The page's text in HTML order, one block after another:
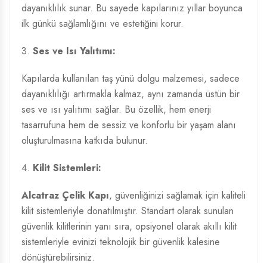
dayanıklılık sunar. Bu sayede kapılarınız yıllar boyunca
ilk günkü sağlamlığını ve estetiğini korur.
3. Ses ve Isı Yalıtımı:
Kapılarda kullanılan taş yünü dolgu malzemesi, sadece
dayanıklılığı artırmakla kalmaz, aynı zamanda üstün bir
ses ve ısı yalıtımı sağlar. Bu özellik, hem enerji
tasarrufuna hem de sessiz ve konforlu bir yaşam alanı
oluşturulmasına katkıda bulunur.
4. Kilit Sistemleri:
Alcatraz Çelik Kapı, güvenliğinizi sağlamak için kaliteli
kilit sistemleriyle donatılmıştır. Standart olarak sunulan
güvenlik kilitlerinin yanı sıra, opsiyonel olarak akıllı kilit
sistemleriyle evinizi teknolojik bir güvenlik kalesine
dönüştürebilirsiniz.